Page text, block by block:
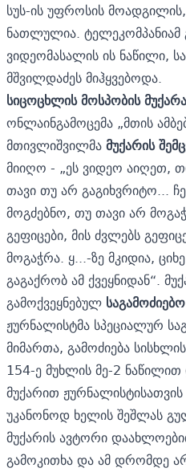
სუს-ის უფროსის
ნათლულია. ტელეკომპანიამ
ვიდეომასალის ის ნაწილი,
მშვილდაძეს მიჰყვებოდა.
სიცოცხლის მოსპობის მუქარა
ონლაინგამოცემა „მთის
მთივლიშვილმამუქარის
მიიღო - „ეს ვიდეო აიღეთ,
თავი თუ არ გაგიხვრიტო...
მოგძებნო, თუ თავი არ
გეფიცები, მის ძვლებს
მოგაჭრა. ყ...-ზე მკიდია,
გაგაქრობ ამ ქვეყნიდან“.
გამოქვეყნებულ
ჟურნალისტმა სპეციალურ
მიმართა, გამოძიება
154-ე მუხლის მე-2
მუქარით
უკანონოდ ხელის შეშლას
მუქარის ავტორი
გამოკითხა და ამ დრომდე